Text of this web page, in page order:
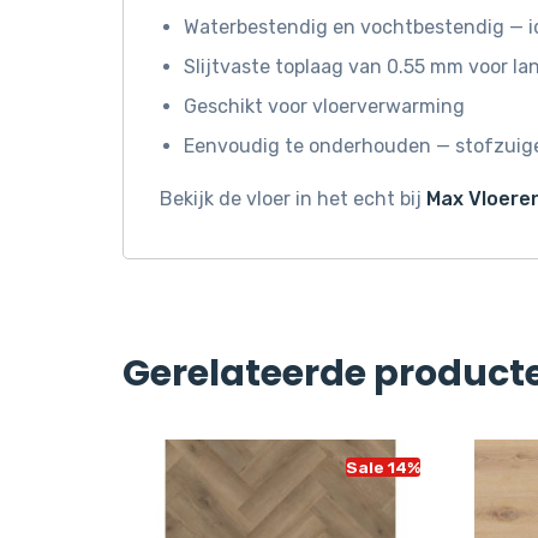
Waterbestendig en vochtbestendig —
Slijtvaste toplaag van 0.55 mm voor
Geschikt voor vloerverwarming
Eenvoudig te onderhouden —
Bekijk de vloer in het echt bij Max
Gerelateerde
Sale 14%